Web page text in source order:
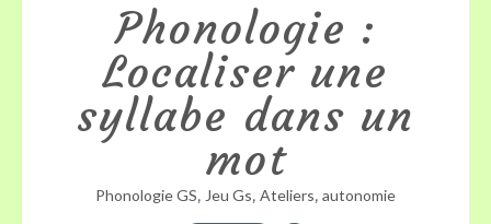
Phonologie :
Localiser une
syllabe dans un
mot
Phonologie GS, Jeu Gs, Ateliers, autonomie